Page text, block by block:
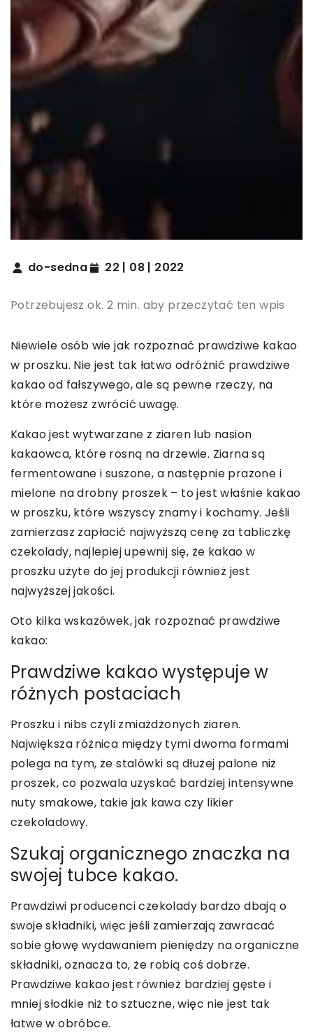
do-sedna 22 | 08 | 2022
Potrzebujesz ok. 2 min. aby przeczytać ten wpis
Niewiele osób wie jak rozpoznać prawdziwe kakao
w proszku. Nie jest tak łatwo odróżnić prawdziwe
kakao od fałszywego, ale są pewne rzeczy, na
które możesz zwrócić uwagę.
Kakao jest wytwarzane z ziaren lub nasion
kakaowca, które rosną na drzewie. Ziarna są
fermentowane i suszone, a następnie prażone i
mielone na drobny proszek – to jest właśnie kakao
w proszku, które wszyscy znamy i kochamy. Jeśli
zamierzasz zapłacić najwyższą cenę za tabliczkę
czekolady, najlepiej upewnij się, że kakao w
proszku użyte do jej produkcji również jest
najwyższej jakości.
Oto kilka wskazówek, jak rozpoznać prawdziwe
kakao:
Prawdziwe kakao występuje w
różnych postaciach
Proszku i nibs czyli zmiażdżonych ziaren.
Największa różnica między tymi dwoma formami
polega na tym, że stalówki są dłużej palone niż
proszek, co pozwala uzyskać bardziej intensywne
nuty smakowe, takie jak kawa czy likier
czekoladowy.
Szukaj organicznego znaczka na
swojej tubce kakao.
Prawdziwi producenci czekolady bardzo dbają o
swoje składniki, więc jeśli zamierzają zawracać
sobie głowę wydawaniem pieniędzy na organiczne
składniki, oznacza to, że robią coś dobrze.
Prawdziwe kakao jest również bardziej gęste i
mniej słodkie niż to sztuczne, więc nie jest tak
łatwe w obróbce.